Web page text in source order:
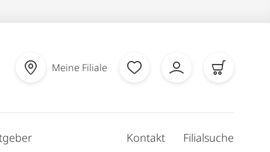
Meine Filiale
Kontakt Filialsuche